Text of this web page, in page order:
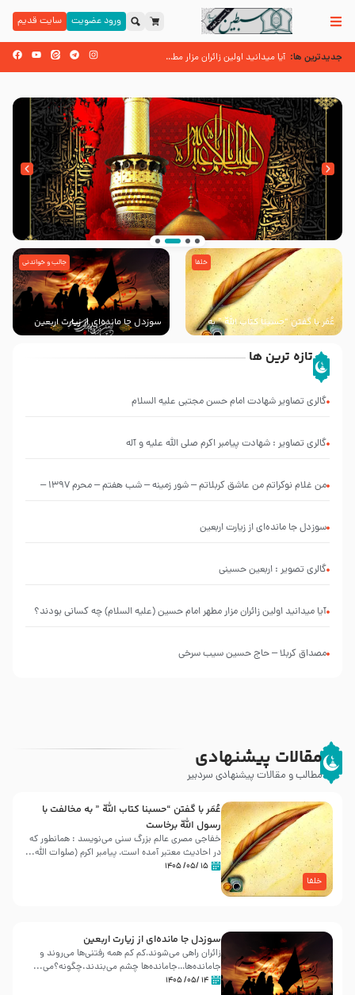
ورود عضویت سایت قدیم
جدیدترین ها: آیا میدانید اولین زائران مزار مطهر امام حسین (علیه السلام) چه کسانی بودن
اسنادی کهن دال بر شهرت زیارت اربعین نزد امامیه در قرن ۶ و ۷ هجری
عُمَر با گفتن “حسبنا كتاب اللّه ” به
مخالفت با رسول اللّه برخاست
خلفا
سوزدل جا مانده‌ای از زیارت اربعین
جالب و خواندنی
تازه ترین ها
گالری تصاویر شهادت امام حسن مجتبی علیه السلام
گالری تصاویر : شهادت پیامبر اکرم صلی الله علیه و آله
من غلام نوکراتم من عاشق کربلاتم – شور زمینه – شب هفتم – محرم 1397 –
سوزدل جا مانده‌ای از زیارت اربعین
گالری تصویر : اربعین حسینی
آیا میدانید اولین زائران مزار مطهر امام حسین (علیه السلام) چه کسانی بودند؟
مصداق کربلا – حاج حسین سیب سرخی
مقالات پیشنهادی
مطالب و مقالات پیشنهادی سردبیر
خلفا
عُمَر با گفتن “حسبنا كتاب اللّه ” به مخالفت با
رسول اللّه برخاست
خفاجی مصری عالم بزرگ سنی می‌نویسد : همانطور که
در احادیث معتبر آمده است، پیامبر اکرم (صلوات اللّه...
۱۵ /۰۵/ ۱۴۰۵
سوزدل جا مانده‌ای از زیارت اربعین
زائران راهی می‌شوند،کم‌ کم همه رفتنی‌ها می‌روند و
جامانده‌ها…جامانده‌ها چشم می‌بندند.چگونه؟می‌...
۱۴ /۰۵/ ۱۴۰۵